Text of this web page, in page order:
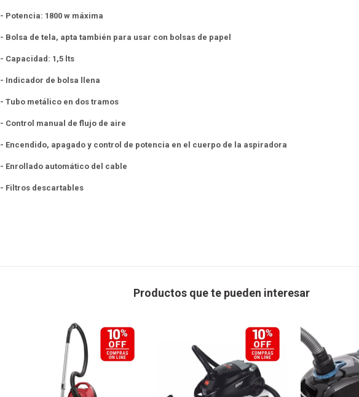
- Potencia: 1800 w máxima
- Bolsa de tela, apta también para usar con bolsas de papel
- Capacidad: 1,5 lts
- Indicador de bolsa llena
- Tubo metálico en dos tramos
- Control manual de flujo de aire
- Encendido, apagado y control de potencia en el cuerpo de la aspiradora
- Enrollado automático del cable
- Filtros descartables
Productos que te pueden interesar